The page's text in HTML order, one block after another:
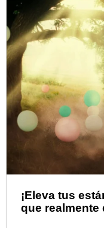
¡Eleva tus
que realmente